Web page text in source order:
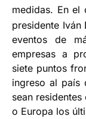
medidas. En el
presidente Iván
eventos de
empresas a
siete puntos
ingreso al país
sean
o Europa los